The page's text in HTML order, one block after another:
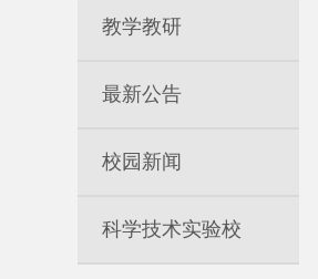
教学教研
最新公告
校园新闻
科学技术实验校